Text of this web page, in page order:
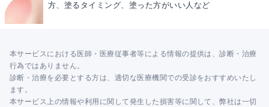
方、塗るタイミング、塗った方がいい人など
本サービスにおける医師・医療従事者等による情報の提供は、診断・治療
行為ではありません。
診断・治療を必要とする方は、適切な医療機関での受診をおすすめいたし
ます。
本サービス上の情報や利用に関して発生した損害等に関して、弊社は一切